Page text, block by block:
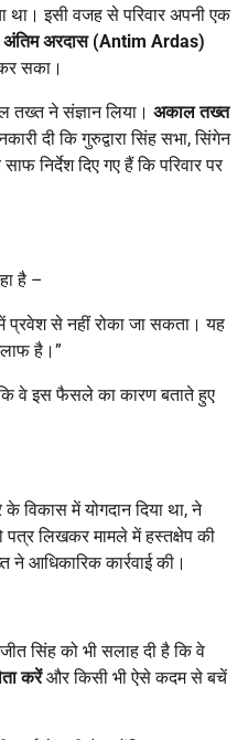
था। इसी वजह से परिवार अपनी एक
अंतिम अरदास (Antim Ardas)
सका।
ने संज्ञान लिया। अकाल तख्त
दी कि गुरुद्वारा सिंह सभा, सिंगेन
निर्देश दिए गए हैं कि परिवार पर
है –
में प्रवेश से नहीं रोका जा सकता। यह
है।”
वे इस फैसले का कारण बताते हुए
के विकास में योगदान दिया था, ने
लिखकर मामले में हस्तक्षेप की
आधिकारिक कार्रवाई की।
सिंह को भी सलाह दी है कि वे
करेंऔर किसी भी ऐसे कदम से बचें